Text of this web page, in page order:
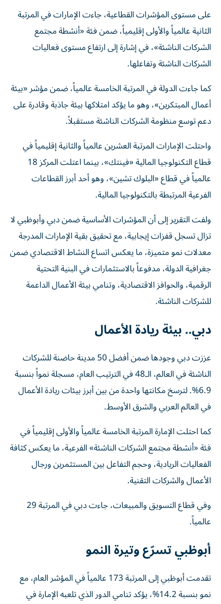
على مستوى المؤشرات القطاعية، جاءت الإمارات في المرتبة
الثانية عالمياً والأولى إقليمياً، ضمن فئة «أنشطة مجتمع
الشركات الناشئة»، في إشارة إلى ارتفاع مستوى فعاليات
الشركات الناشئة وتفاعلها.
كما جاءت الدولة في المرتبة الخامسة عالمياً، ضمن مؤشر «بيئة
أعمال المبتكرين»، وهو ما يؤكد امتلاكها بيئة جاذبة وقادرة على
دعم توسع منظومة الشركات الناشئة مستقبلاً.
واحتلت الإمارات المرتبة العشرين عالمياً والثانية إقليمياً في
قطاع التكنولوجيا المالية «فينتك»، بينما اعتلت المركز 18
عالمياً في قطاع «البلوك تشين»، وهو أحد أبرز القطاعات
الفرعية المرتبطة بالتكنولوجيا المالية.
ولفت التقرير إلى أن المؤشرات الأساسية ضمن دبي وأبوظبي لا
تزال تسجل قفزات إيجابية، مع تحقيق بقية الإمارات المدرجة
معدلات نمو متميزة، ما يعكس اتساع النشاط الاقتصادي ضمن
جغرافية الدولة، مدفوعاً بالاستثمارات في البنية التحتية
الرقمية، والحوافز الاقتصادية، وتنامي بيئة الأعمال الداعمة
للشركات الناشئة.
دبي.. بيئة ريادة الأعمال
عززت دبي وجودها ضمن أفضل 50 مدينة حاضنة للشركات
الناشئة في العالم، الـ48 في الترتيب العام، مسجلة نمواً بنسبة
6.9%. لترسخ مكانتها واحدة من بين أبرز بيئات ريادة الأعمال
في العالم العربي والشرق الأوسط.
كما احتلت الإمارة المرتبة الخامسة عالمياً والأولى إقليمياً في
فئة «أنشطة مجتمع الشركات الناشئة» الفرعية، ما يعكس كثافة
الفعاليات الريادية، وحجم التفاعل بين المستثمرين ورجال
الأعمال والشركات التقنية.
وفي قطاع التسويق والمبيعات، جاءت دبي في المرتبة 29
عالمياً.
أبوظبي تسرّع وتيرة النمو
تقدمت أبوظبي إلى المرتبة 173 عالمياً في المؤشر العام، مع
نمو بنسبة 14.2%، يؤكد تنامي الدور الذي تلعبه الإمارة في